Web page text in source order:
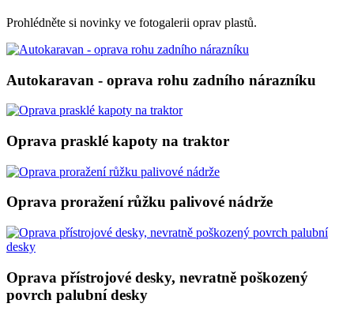
Prohlédněte si novinky ve fotogalerii oprav plastů.
Autokaravan - oprava rohu zadního nárazníku
Oprava prasklé kapoty na traktor
Oprava proražení růžku palivové nádrže
Oprava přístrojové desky, nevratně poškozený
povrch palubní desky